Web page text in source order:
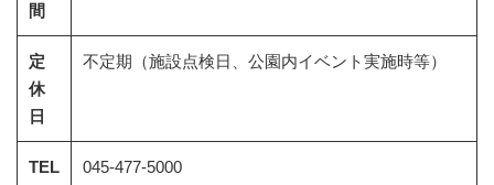
間
定
休
日
不定期（施設点検日、公園内イベント実施時等）
TEL 045-477-5000